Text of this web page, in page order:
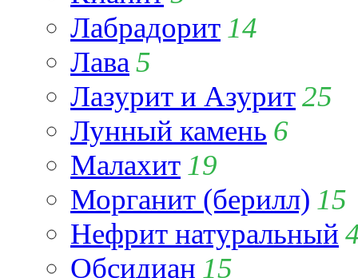
Лабрадорит 14
Лава 5
Лазурит и Азурит25
Лунный камень 6
Малахит 19
Морганит (берилл) 15
Нефрит натуральный
Обсидиан 15